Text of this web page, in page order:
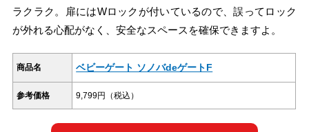
ラクラク。扉にはWロックが付いているので、誤ってロック
が外れる心配がなく、安全なスペースを確保できますよ。
商品名 ベビーゲート ソノバdeゲートF
参考価格 9,799円（税込）